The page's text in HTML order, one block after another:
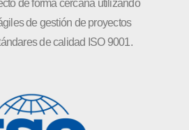
de forma cercana utilizando
de gestión de proyectos
de calidad ISO 9001.